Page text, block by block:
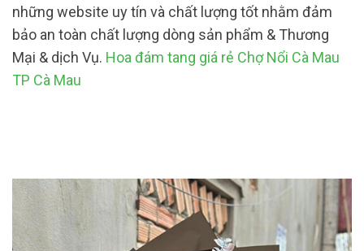
những website uy tín và chất lượng tốt nhằm đảm
bảo an toàn chất lượng dòng sản phẩm & Thương
Mại & dịch Vụ. Hoa đám tang giá rẻ Chợ Nổi Cà Mau
TP Cà Mau